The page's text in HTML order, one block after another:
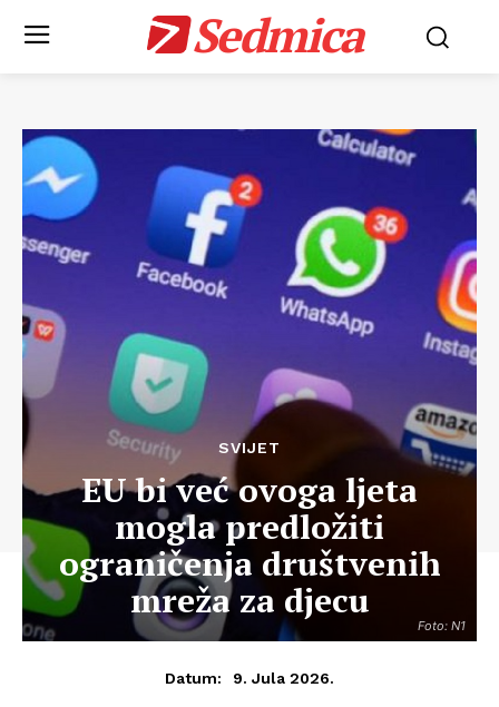
Sedmica
Foto: N1
SVIJET
EU bi već ovoga ljeta
mogla predložiti
ograničenja društvenih
mreža za djecu
Datum: 9. Jula 2026.